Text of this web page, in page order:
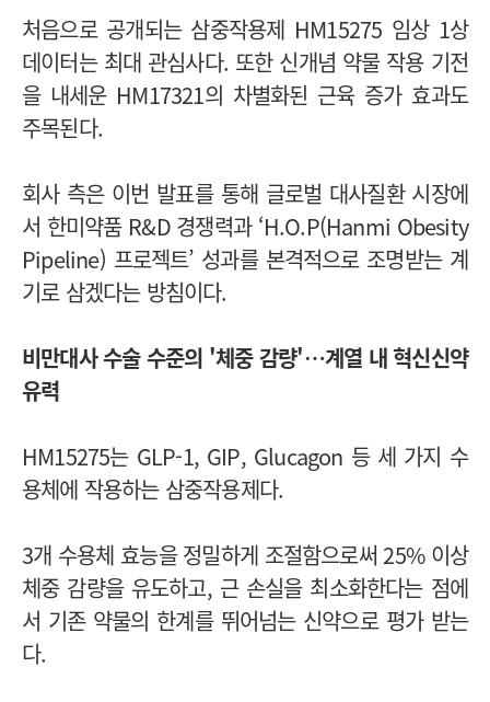
처음으로 공개되는 삼중작용제 HM15275 임상 1상
데이터는 최대 관심사다. 또한 신개념 약물 작용 기전
을 내세운 HM17321의 차별화된 근육 증가 효과도
주목된다.
회사 측은 이번 발표를 통해 글로벌 대사질환 시장에
서 한미약품 R&D 경쟁력과 ‘H.O.P(Hanmi Obesity
Pipeline) 프로젝트’ 성과를 본격적으로 조명받는 계
기로 삼겠다는 방침이다.
비만대사 수술 수준의 '체중 감량'…계열 내 혁신신약
유력
HM15275는 GLP-1, GIP, Glucagon 등 세 가지 수
용체에 작용하는 삼중작용제다.
3개 수용체 효능을 정밀하게 조절함으로써 25% 이상
체중 감량을 유도하고, 근 손실을 최소화한다는 점에
서 기존 약물의 한계를 뛰어넘는 신약으로 평가 받는
다.